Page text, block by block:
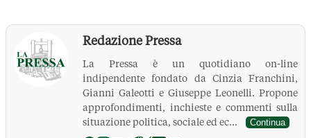
Redazione Pressa
La Pressa è un quotidiano on-line
indipendente fondato da Cinzia Franchini,
Gianni Galeotti e Giuseppe Leonelli. Propone
approfondimenti, inchieste e commenti sulla
situazione politica, sociale ed ec...
Continua